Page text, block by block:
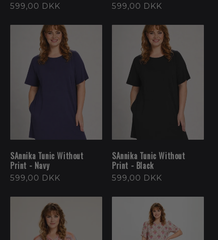
Normalpris
599,00 DKK Normalpris
599,00 DKK
SAnnika Tunic Without
Print - Navy
Normalpris
599,00 DKK
SAnnika Tunic Without
Print - Black
Normalpris
599,00 DKK